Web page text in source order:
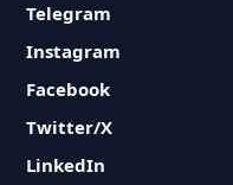
Telegram
Instagram
Facebook
Twitter/X
LinkedIn